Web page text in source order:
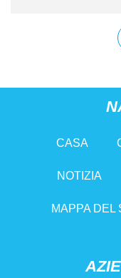
CASA
NOTIZIA
MAPPA DEL